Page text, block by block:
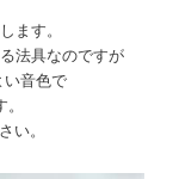
ます。
法具なのですが
音色で
い。